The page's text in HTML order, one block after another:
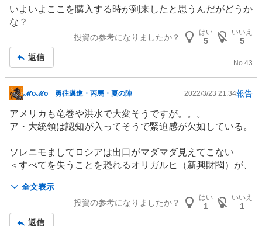
示
板
事
いよいよここを購入する時が到来したと思うんだがどうか
な？
投資の参考になりましたか？
はい
5
いいえ
5
返信
No.43
掲
示
板
事
ℳoℳo 勇往邁進・丙馬・夏の陣 2022/3/23 21:34報告
全文表示
アメリカも竜巻や洪水で大変そうですが。。。
ア・大統領は認知が入ってそうで緊迫感が欠如している。
ソレニモましてロシアは出口がマダマダ見えてこない
＜すべてを失うことを恐れるオリガルヒ（新興財閥）が、
暗殺されたリトビネンコの妻は訴える＞
［ロンドン発］ウクライナに侵攻したウラジーミル・プー
投資の参考になりましたか？
はい
1
いいえ
1
返信